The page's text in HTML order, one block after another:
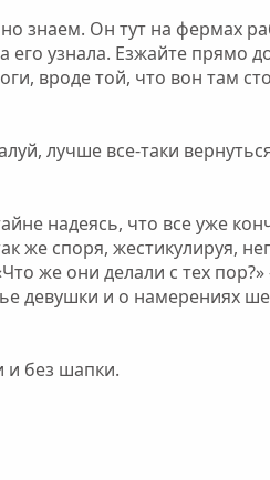
знаем. Он тут на фермах
узнала. Езжайте прямо
вроде той, что вон там
лучше все-таки
надеясь, что все уже
же споря, жестикулируя,
же они делали с тех
девушки и о намерениях
и без шапки.